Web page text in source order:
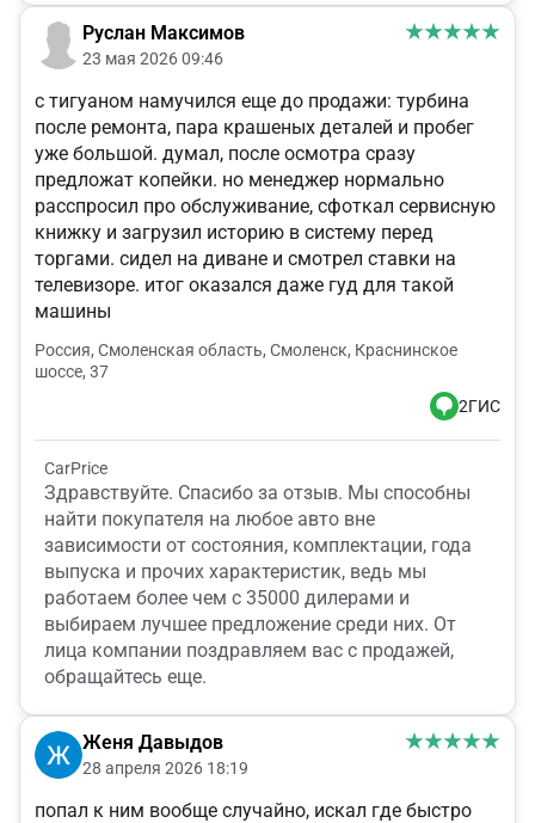
Руслан Максимов
23 мая 2026 09:46
с тигуаном намучился еще до продажи: турбина
после ремонта, пара крашеных деталей и пробег
уже большой. думал, после осмотра сразу
предложат копейки. но менеджер нормально
расспросил про обслуживание, сфоткал сервисную
книжку и загрузил историю в систему перед
торгами. сидел на диване и смотрел ставки на
телевизоре. итог оказался даже гуд для такой
машины
Россия, Смоленская область, Смоленск, Краснинское
шоссе, 37
2ГИС
CarPrice
Здравствуйте. Спасибо за отзыв. Мы способны
найти покупателя на любое авто вне
зависимости от состояния, комплектации, года
выпуска и прочих характеристик, ведь мы
работаем более чем с 35000 дилерами и
выбираем лучшее предложение среди них. От
лица компании поздравляем вас с продажей,
обращайтесь еще.
Женя Давыдов
28 апреля 2026 18:19
попал к ним вообще случайно, искал где быстро